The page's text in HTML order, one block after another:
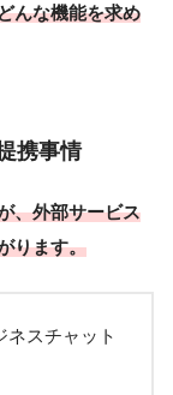
んな機能を求め
携事情
、外部サービス
ります。
ネスチャット